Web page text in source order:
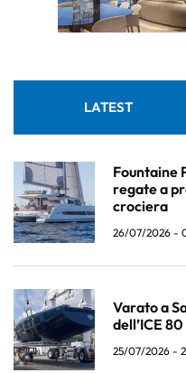
LATEST
Fountaine
regate a
crociera
26/07/2026 -
Varato a
dell’ICE 80
25/07/2026 -